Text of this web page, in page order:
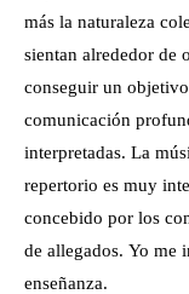
más la naturaleza
sientan alrededor de
conseguir un
comunicación
interpretadas. La
repertorio es muy
concebido por los
de allegados. Yo me
enseñanza.